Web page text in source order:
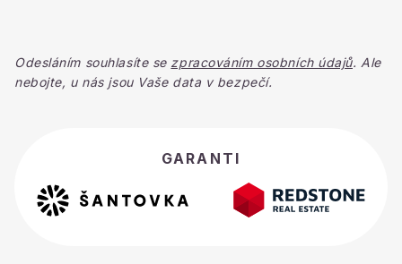
Odesláním souhlasíte se zpracováním osobních údajů. Ale
nebojte, u nás jsou Vaše data v bezpečí.
GARANTI